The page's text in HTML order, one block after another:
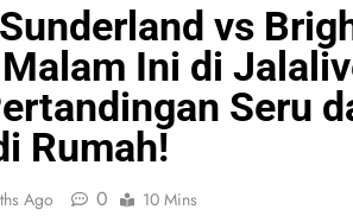
vs
Ini di
Seru
Rumah!
Ago 0 10 Mins